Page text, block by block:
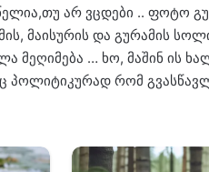
არ ვცდები .. ფოტო
მაისურის და გურამის
მეღიმება … ხო, მაშინ ის
პოლიტიკურად რომ